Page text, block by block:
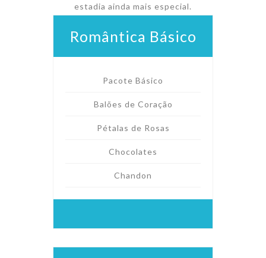
estadia ainda mais especial.
Romântica Básico
Pacote Básico
Balões de Coração
Pétalas de Rosas
Chocolates
Chandon